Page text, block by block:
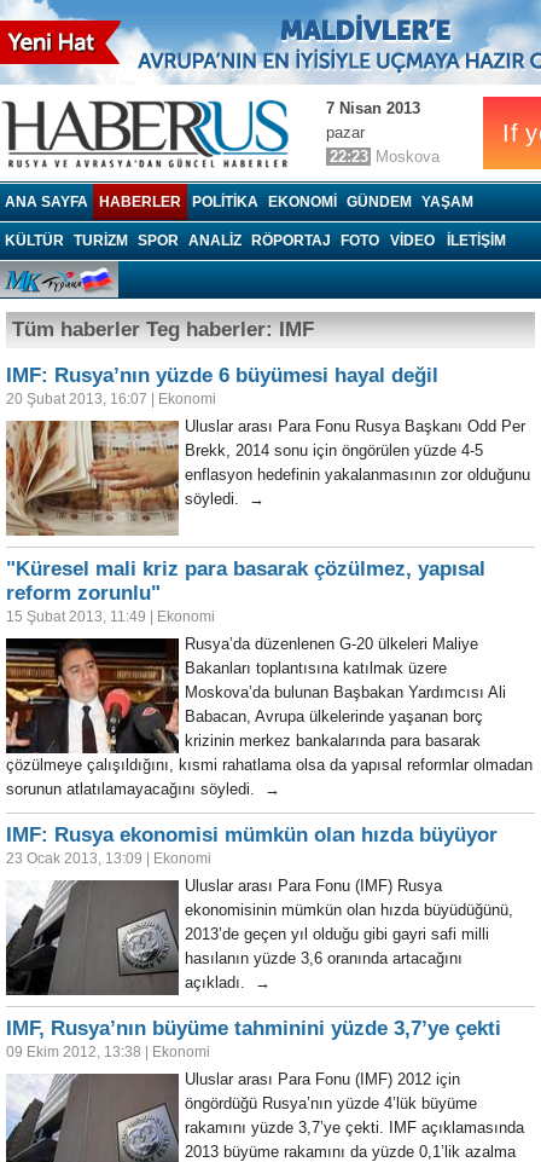
Haberrus.com
7 Nisan 2013
pazar
22:23 Moskova
ANA SAYFA HABERLER POLITIKA EKONOMI GÜNDEM YAŞAM
KÜLTÜR TURIZM SPOR ANALIZ RÖPORTAJ FOTO VIDEO İLETİŞİM
Tüm haberler Teg haberler: IMF
IMF: Rusya’nın yüzde 6 büyümesi hayal değil
20 Şubat 2013, 16:07 Ekonomi
Uluslar arası Para Fonu Rusya Başkanı Odd Per
Brekk, 2014 sonu için öngörülen yüzde 4-5
enflasyon hedefinin yakalanmasının zor olduğunu
söyledi. →
"Küresel mali kriz para basarak çözülmez, yapısal
reform zorunlu"
15 Şubat 2013, 11:49 Ekonomi
Rusya’da düzenlenen G-20 ülkeleri Maliye
Bakanları toplantısına katılmak üzere
Moskova’da bulunan Başbakan Yardımcısı Ali
Babacan, Avrupa ülkelerinde yaşanan borç
krizinin merkez bankalarında para basarak
çözülmeye çalışıldığını, kısmi rahatlama olsa da yapısal reformlar olmadan
sorunun atlatılamayacağını söyledi. →
IMF: Rusya ekonomisi mümkün olan hızda büyüyor
23 Ocak 2013, 13:09 Ekonomi
Uluslar arası Para Fonu (IMF) Rusya
ekonomisinin mümkün olan hızda büyüdüğünü,
2013’de geçen yıl olduğu gibi gayri safi milli
hasılanın yüzde 3,6 oranında artacağını
açıkladı. →
IMF, Rusya’nın büyüme tahminini yüzde 3,7’ye çekti
09 Ekim 2012, 13:38 Ekonomi
Uluslar arası Para Fonu (IMF) 2012 için
öngördüğü Rusya’nın yüzde 4’lük büyüme
rakamını yüzde 3,7’ye çekti. IMF açıklamasında
2013 büyüme rakamını da yüzde 0,1’lik azalma